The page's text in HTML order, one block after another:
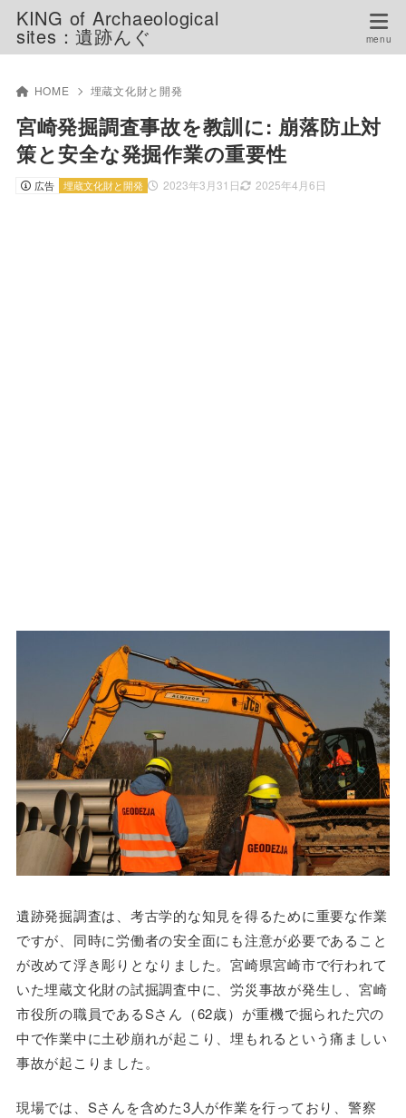
KING of Archaeological
sites：遺跡んぐ
HOME 埋蔵文化財と開発
宮崎発掘調査事故を教訓に: 崩落防止対
策と安全な発掘作業の重要性
広告 2023年3月31日 2025年4月6日
埋蔵文化財と開発
遺跡発掘調査は、考古学的な知見を得るために重要な作業
ですが、同時に労働者の安全面にも注意が必要であること
が改めて浮き彫りとなりました。宮崎県宮崎市で行われて
いた埋蔵文化財の試掘調査中に、労災事故が発生し、宮崎
市役所の職員であるSさん（62歳）が重機で掘られた穴の
中で作業中に土砂崩れが起こり、埋もれるという痛ましい
事故が起こりました。
現場では、Sさんを含めた3人が作業を行っており、警察